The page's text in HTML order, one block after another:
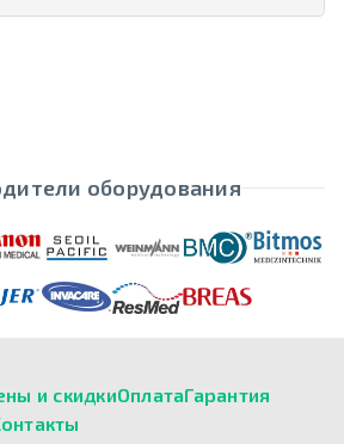
оборудования
и скидкиОплатаГарантия